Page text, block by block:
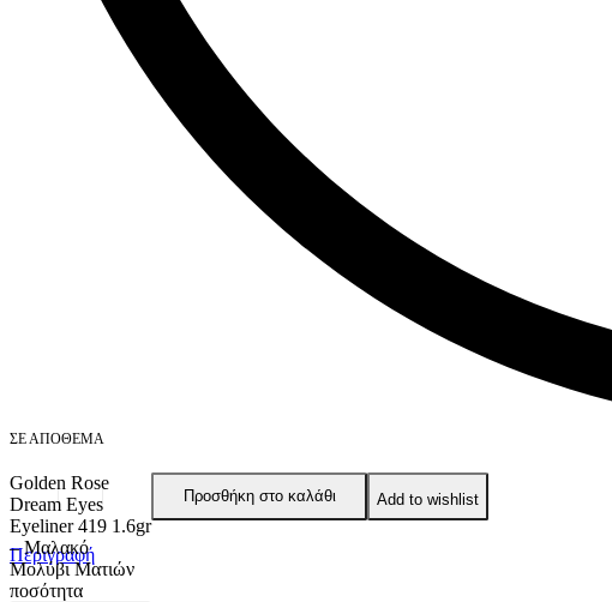
ΣΕ ΑΠΌΘΕΜΑ
Golden Rose
Dream Eyes
Eyeliner 419 1.6gr
– Μαλακό
Μολύβι Ματιών
ποσότητα
Προσθήκη στο καλάθι Add to wishlist
Περιγραφή